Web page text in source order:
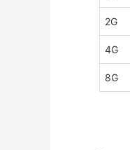
2G
4G
8G